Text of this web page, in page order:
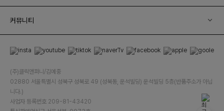
커뮤니티
(주)클릭앤퍼니/김예중
02880 서울특별시 성북구 성북로 49 (성북동, 운석빌딩) 운석빌딩 5층(반품주소가 아닙
니다.)
사업자 등록번호 209-81-43420